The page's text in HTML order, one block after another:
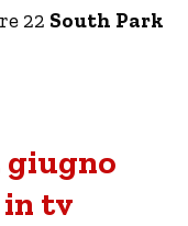
22 South Park
giugno
in tv